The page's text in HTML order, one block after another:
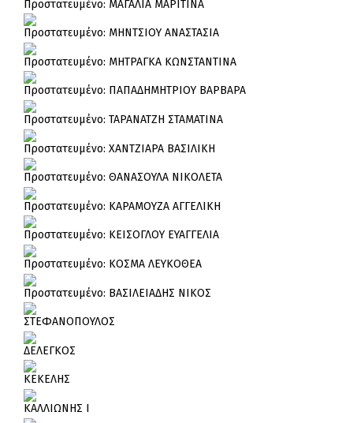
Πρoστατευμένο: ΜΑΓΑΛΙΑ ΜΑΡΙΤΙΝΑ
Πρoστατευμένο: ΜΗΝΤΣΙΟΥ ΑΝΑΣΤΑΣΙΑ
Πρoστατευμένο: ΜΗΤΡΑΓΚΑ ΚΩΝΣΤΑΝΤΙΝΑ
Πρoστατευμένο: ΠΑΠΑΔΗΜΗΤΡΙΟΥ ΒΑΡΒΑΡΑ
Πρoστατευμένο: ΤΑΡΑΝΑΤΖΗ ΣΤΑΜΑΤΙΝΑ
Πρoστατευμένο: ΧΑΝΤΖΙΑΡΑ ΒΑΣΙΛΙΚΗ
Πρoστατευμένο: ΘΑΝΑΣΟΥΛΑ ΝΙΚΟΛΕΤΑ
Πρoστατευμένο: ΚΑΡΑΜΟΥΖΑ ΑΓΓΕΛΙΚΗ
Πρoστατευμένο: ΚΕΙΣΟΓΛΟΥ ΕΥΑΓΓΕΛΙΑ
Πρoστατευμένο: ΚΟΣΜΑ ΛΕΥΚΟΘΕΑ
Πρoστατευμένο: ΒΑΣΙΛΕΙΑΔΗΣ ΝΙΚΟΣ
ΣΤΕΦΑΝΟΠΟΥΛΟΣ
ΔΕΛΕΓΚΟΣ
ΚΕΚΕΛΗΣ
ΚΑΛΛΙΩΝΗΣ Ι